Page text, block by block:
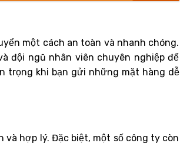
một cách an toàn và nhanh chóng.
đội ngũ nhân viên chuyên nghiệp để
trọng khi bạn gửi những mặt hàng dễ
và hợp lý. Đặc biệt, một số công ty còn